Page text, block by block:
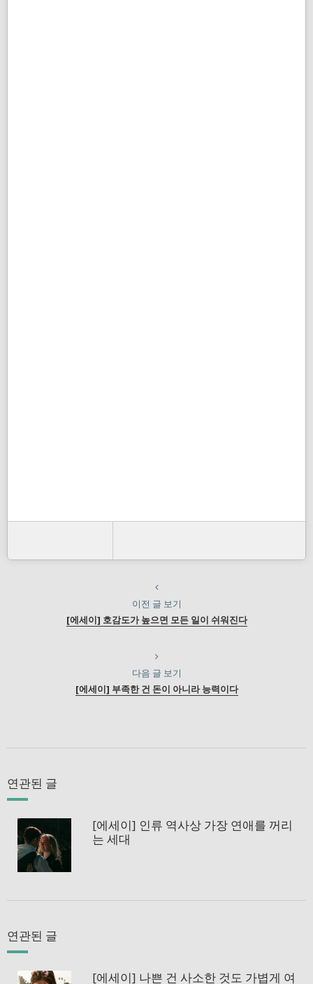
이전 글 보기
[에세이] 호감도가 높으면 모든 일이 쉬워진다
다음 글 보기
[에세이] 부족한 건 돈이 아니라 능력이다
연관된 글
[에세이] 인류 역사상 가장 연애를 꺼리
는 세대
연관된 글
[에세이] 나쁜 건 사소한 것도 가볍게 여